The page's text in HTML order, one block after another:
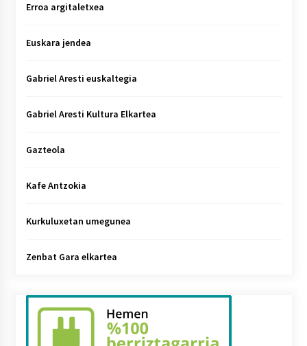
Erroa argitaletxea
Euskara jendea
Gabriel Aresti euskaltegia
Gabriel Aresti Kultura Elkartea
Gazteola
Kafe Antzokia
Kurkuluxetan umegunea
Zenbat Gara elkartea